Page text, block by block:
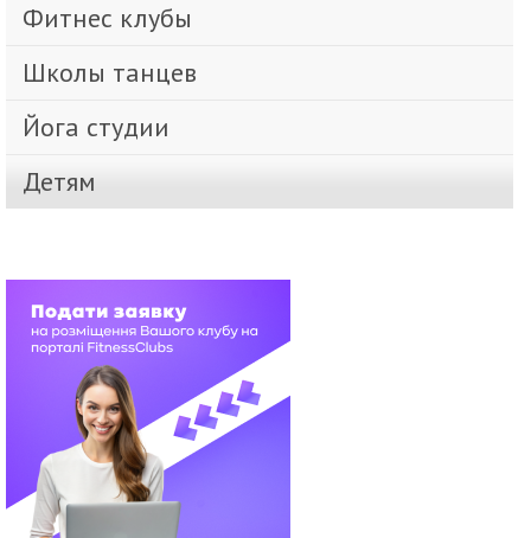
Фитнес клубы
Школы танцев
Йога студии
Детям